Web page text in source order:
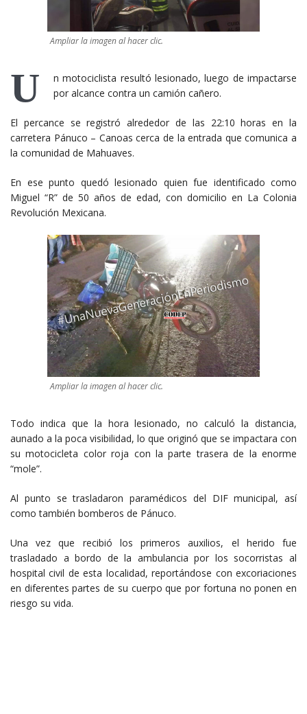
Ampliar la imagen al hacer clic.
U
n motociclista resultó lesionado, luego de impactarse
por alcance contra un camión cañero.
El percance se registró alrededor de las 22:10 horas en la
carretera Pánuco – Canoas cerca de la entrada que comunica a
la comunidad de Mahuaves.
En ese punto quedó lesionado quien fue identificado como
Miguel “R” de 50 años de edad, con domicilio en La Colonia
Revolución Mexicana.
Ampliar la imagen al hacer clic.
Todo indica que la hora lesionado, no calculó la distancia,
aunado a la poca visibilidad, lo que originó que se impactara con
su motocicleta color roja con la parte trasera de la enorme
“mole”.
Al punto se trasladaron paramédicos del DIF municipal, así
como también bomberos de Pánuco.
Una vez que recibió los primeros auxilios, el herido fue
trasladado a bordo de la ambulancia por los socorristas al
hospital civil de esta localidad, reportándose con excoriaciones
en diferentes partes de su cuerpo que por fortuna no ponen en
riesgo su vida.